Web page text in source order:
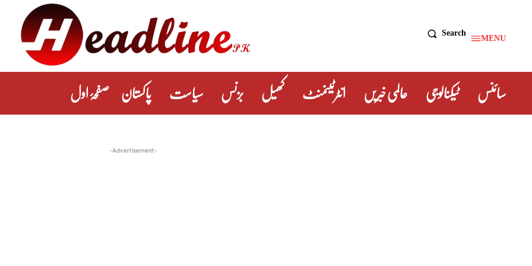
MENU
Search
سائنس ٹیکنالوجی عالمی خبریں انٹرٹینمنٹ کھیل بزنس سیاست پاکستان صفحۂ اول
-Advertisement-